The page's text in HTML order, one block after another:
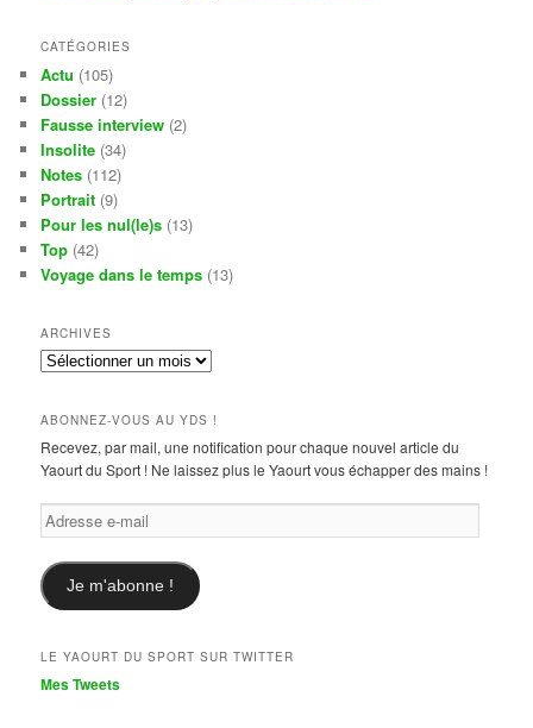
CATÉGORIES
Actu (105)
Dossier (12)
Fausse interview (2)
Insolite (34)
Notes (112)
Portrait (9)
Pour les nul(le)s (13)
Top (42)
Voyage dans le temps (13)
ARCHIVES
Archives
ABONNEZ-VOUS AU YDS !
Recevez, par mail, une notification pour chaque nouvel article du
Yaourt du Sport ! Ne laissez plus le Yaourt vous échapper des mains !
Adresse
e-
mail
Je m'abonne !
LE YAOURT DU SPORT SUR TWITTER
Mes Tweets